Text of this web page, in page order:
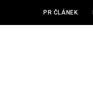
PR ČLÁNEK